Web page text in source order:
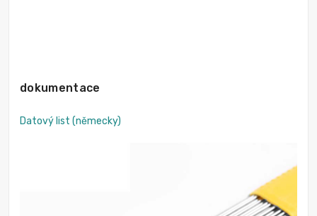
dokumentace
Datový list (německy)